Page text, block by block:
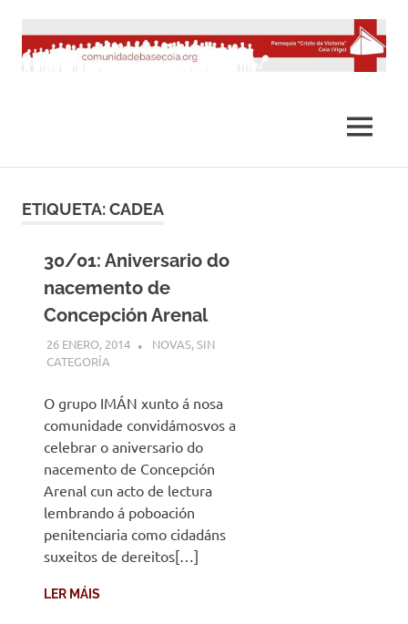
contenido
MENÚ
ETIQUETA:CADEA
30/01: Aniversario do
nacemento de
Concepción Arenal
26 ENERO, 2014 DESARROLLO
NOVAS,SIN
CATEGORÍA
O grupo IMÁN xunto á nosa
comunidade convidámosvos a
celebrar o aniversario do
nacemento de Concepción
Arenal cun acto de lectura
lembrando á poboación
penitenciaria como cidadáns
suxeitos de dereitos[…]
LER MÁIS